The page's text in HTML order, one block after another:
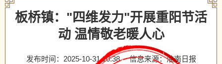
板桥镇："四维发力"开展重阳节活
动 温情敬老暖人心
发布时间：2025-10-31 10:38
信息来源：淮南日报